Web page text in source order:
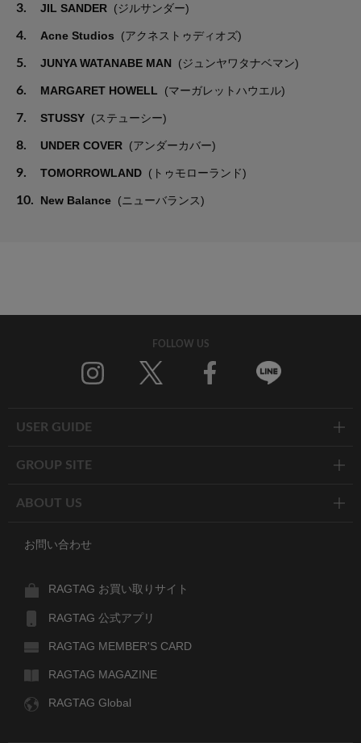
3. JIL SANDER (ジルサンダー)
4. Acne Studios (アクネストゥディオズ)
5. JUNYA WATANABE MAN (ジュンヤワタナベマン)
6. MARGARET HOWELL (マーガレットハウエル)
7. STUSSY (ステューシー)
8. UNDER COVER (アンダーカバー)
9. TOMORROWLAND (トゥモローランド)
10. New Balance (ニューバランス)
FOLLOW US
USER GUIDE
GROUP SITE
ABOUT US
お問い合わせ
RAGTAG お買い取りサイト
RAGTAG 公式アプリ
RAGTAG MEMBER'S CARD
RAGTAG MAGAZINE
RAGTAG Global